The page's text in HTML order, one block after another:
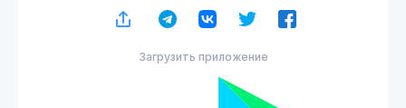
Загрузить приложение